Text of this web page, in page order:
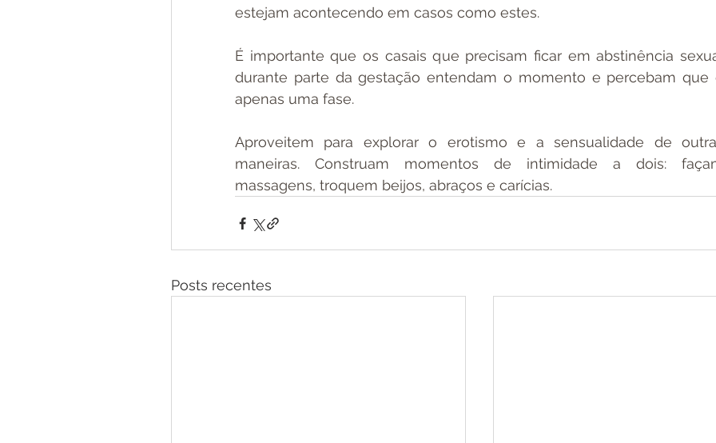
estejam acontecendo em casos como estes.
É importante que os casais que precisam ficar em abstinência
durante parte da gestação entendam o momento e percebam que
apenas uma fase.
Aproveitem para explorar o erotismo e a sensualidade de
maneiras. Construam momentos de intimidade a dois:
massagens, troquem beijos, abraços e carícias.
Posts recentes